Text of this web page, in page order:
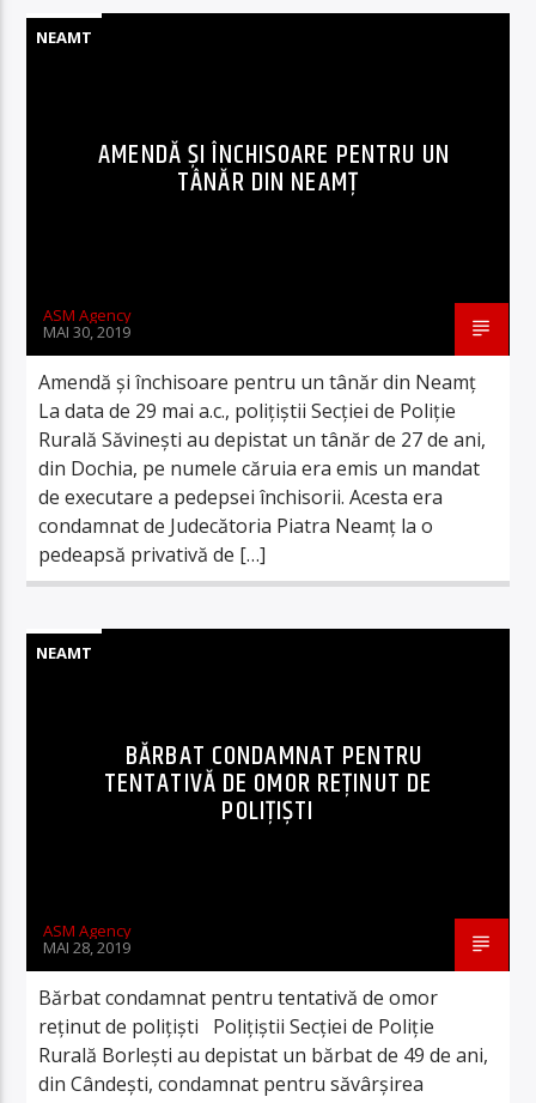
NEAMT
AMENDĂ ȘI ÎNCHISOARE PENTRU UN
TÂNĂR DIN NEAMȚ
ASM Agency
MAI 30, 2019
Amendă și închisoare pentru un tânăr din Neamț
La data de 29 mai a.c., polițiștii Secției de Poliție
Rurală Săvinești au depistat un tânăr de 27 de ani,
din Dochia, pe numele căruia era emis un mandat
de executare a pedepsei închisorii. Acesta era
condamnat de Judecătoria Piatra Neamţ la o
pedeapsă privativă de […]
NEAMT
BĂRBAT CONDAMNAT PENTRU
TENTATIVĂ DE OMOR REȚINUT DE
POLIȚIȘTI
ASM Agency
MAI 28, 2019
Bărbat condamnat pentru tentativă de omor
reținut de polițiști Polițiștii Secției de Poliție
Rurală Borlești au depistat un bărbat de 49 de ani,
din Cândești, condamnat pentru săvârşirea